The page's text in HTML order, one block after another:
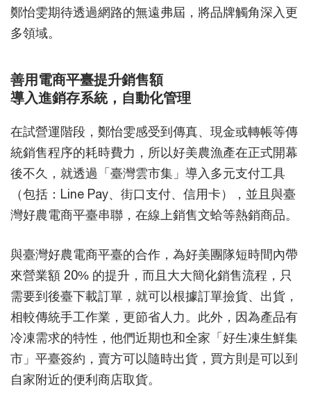
鄭怡雯期待透過網路的無遠弗屆，將品牌觸角深入更
多領域。
善用電商平臺提升銷售額
導入進銷存系統，自動化管理
在試營運階段，鄭怡雯感受到傳真、現金或轉帳等傳
統銷售程序的耗時費力，所以好美農漁產在正式開幕
後不久，就透過「臺灣雲市集」導入多元支付工具
（包括：Line Pay、街口支付、信用卡），並且與臺
灣好農電商平臺串聯，在線上銷售文蛤等熱銷商品。
與臺灣好農電商平臺的合作，為好美團隊短時間內帶
來營業額 20% 的提升，而且大大簡化銷售流程，只
需要到後臺下載訂單，就可以根據訂單撿貨、出貨，
相較傳統手工作業，更節省人力。此外，因為產品有
冷凍需求的特性，他們近期也和全家「好生凍生鮮集
市」平臺簽約，賣方可以隨時出貨，買方則是可以到
自家附近的便利商店取貨。